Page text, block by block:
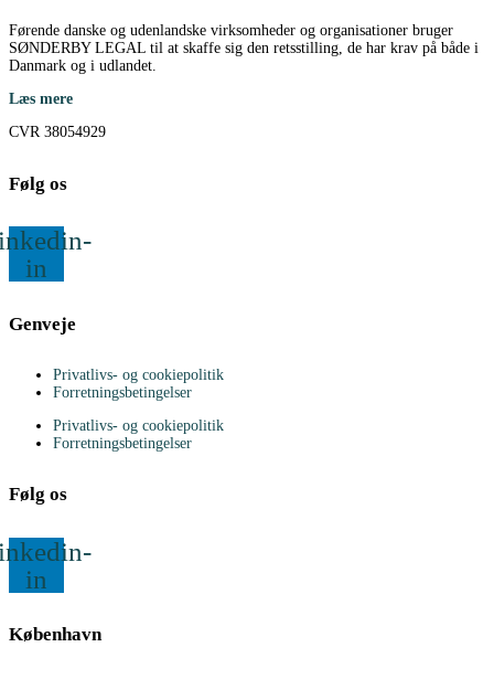
Førende danske og udenlandske virksomheder og organisationer bruger
SØNDERBY LEGAL til at skaffe sig den retsstilling, de har krav på både i
Danmark og i udlandet.
Læs mere
CVR 38054929
Følg os
in
Genveje
Privatlivs- og cookiepolitik
Forretningsbetingelser
Privatlivs- og cookiepolitik
Forretningsbetingelser
Følg os
in
København